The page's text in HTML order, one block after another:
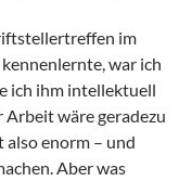
im
war ich
ich ihm intellektuell
Arbeit wäre geradezu
enorm – und
Aber was